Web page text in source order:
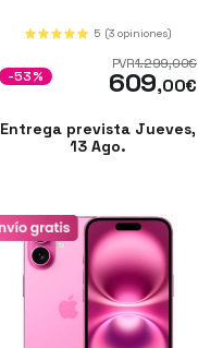
5 (3 opiniones)
PVR1.299,00€
609,00€
-53%
Entrega prevista Jueves,
13 Ago.